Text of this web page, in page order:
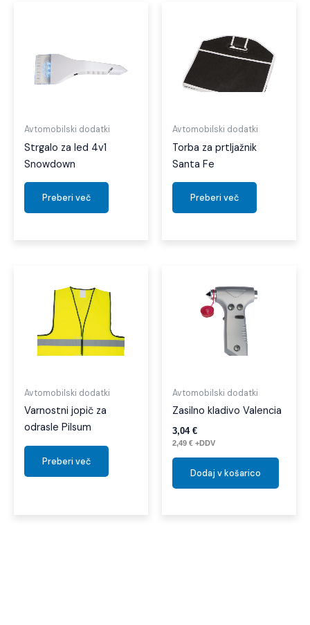
Avtomobilski dodatki
Strgalo za led 4v1
Snowdown
Preberi več
Avtomobilski dodatki
Torba za prtljažnik
Santa Fe
Preberi več
Avtomobilski dodatki
Varnostni jopič za
odrasle Pilsum
Preberi več
Avtomobilski dodatki
Zasilno kladivo Valencia
3,04 €
2,49 € +DDV
Dodaj v košarico